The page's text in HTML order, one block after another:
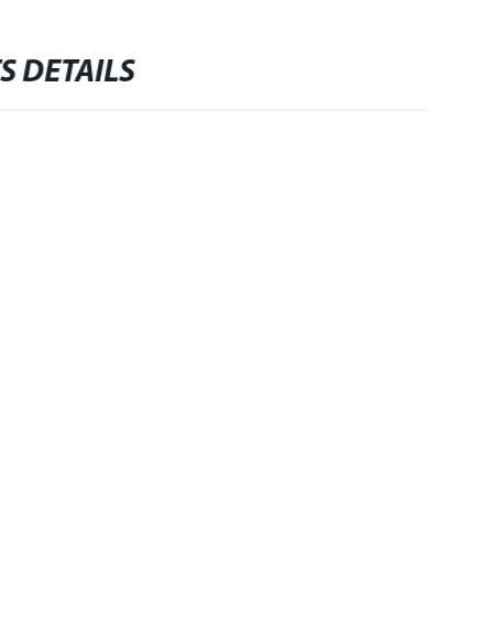
DETAILS